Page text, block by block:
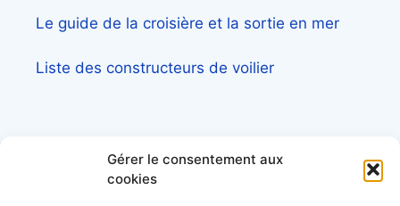
Gérer le consentement aux
cookies
Le guide de la croisière et la sortie en mer
Liste des constructeurs de voilier